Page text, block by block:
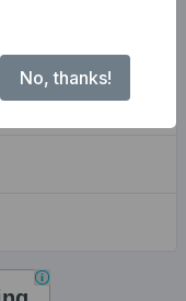
No, thanks!